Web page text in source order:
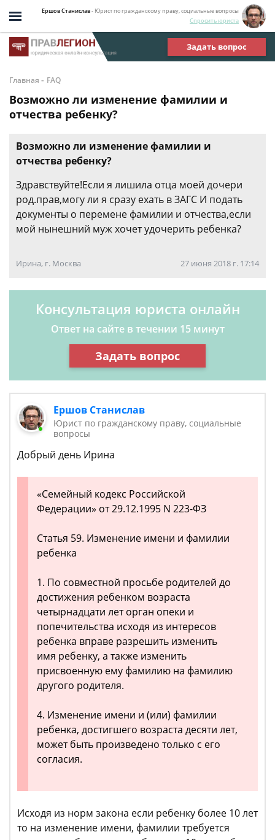
Ершов Станислав- Юрист по гражданскому праву, социальные вопросы
Спросить юриста
Задать вопрос
Главная - FAQ
Возможно ли изменение фамилии и
отчества ребенку?
Возможно ли изменение фамилии и
отчества ребенку?
Здравствуйте!Если я лишила отца моей дочери
род.прав,могу ли я сразу ехать в ЗАГС И подать
документы о перемене фамилии и отчества,если
мой нынешний муж хочет удочерить ребенка?
Ирина, г. Москва 27 июня 2018 г. 17:14
Консультация юриста онлайн
Ответ на сайте в течении 15 минут
Задать вопрос
Ершов Станислав
Юрист по гражданскому праву, социальные
вопросы
Добрый день Ирина
«Семейный кодекс Российской
Федерации» от 29.12.1995 N 223-ФЗ
Статья 59. Изменение имени и фамилии
ребенка
1. По совместной просьбе родителей до
достижения ребенком возраста
четырнадцати лет орган опеки и
попечительства исходя из интересов
ребенка вправе разрешить изменить
имя ребенку, а также изменить
присвоенную ему фамилию на фамилию
другого родителя.
4. Изменение имени и (или) фамилии
ребенка, достигшего возраста десяти лет,
может быть произведено только с его
согласия.
Исходя из норм закона если ребенку более 10 лет
то на изменение имени, фамилии требуется